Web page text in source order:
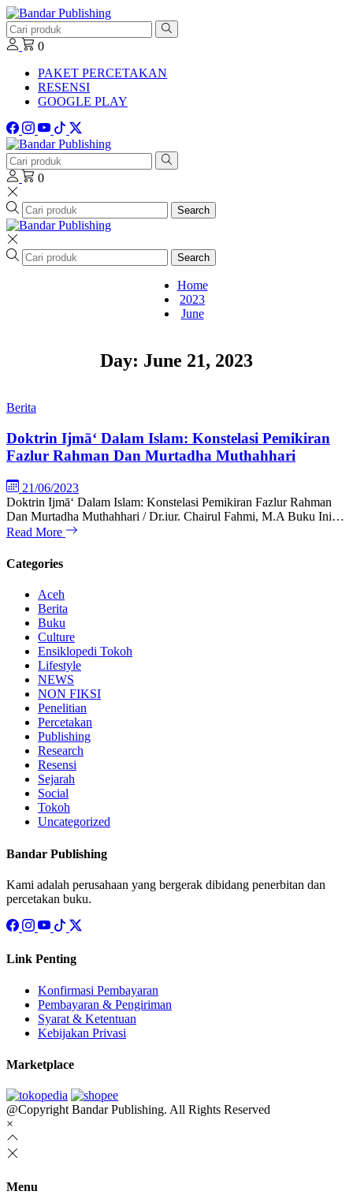
0
PAKET PERCETAKAN
RESENSI
GOOGLE PLAY
0
Search
Search
Home
2023
June
Day: June 21, 2023
Berita
Doktrin Ijmā‘ Dalam Islam: Konstelasi Pemikiran
Fazlur Rahman Dan Murtadha Muthahhari
21/06/2023
Doktrin Ijmā‘ Dalam Islam: Konstelasi Pemikiran Fazlur Rahman
Dan Murtadha Muthahhari / Dr.iur. Chairul Fahmi, M.A Buku Ini…
Read More
Categories
Aceh
Berita
Buku
Culture
Ensiklopedi Tokoh
Lifestyle
NEWS
NON FIKSI
Penelitian
Percetakan
Publishing
Research
Resensi
Sejarah
Social
Tokoh
Uncategorized
Bandar Publishing
Kami adalah perusahaan yang bergerak dibidang penerbitan dan
percetakan buku.
Link Penting
Konfirmasi Pembayaran
Pembayaran & Pengiriman
Syarat & Ketentuan
Kebijakan Privasi
Marketplace
@Copyright Bandar Publishing. All Rights Reserved
×
Menu